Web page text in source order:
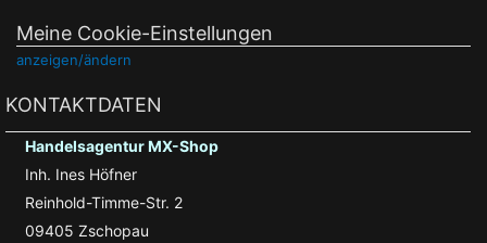
Meine Cookie-Einstellungen
anzeigen/ändern
KONTAKTDATEN
Handelsagentur MX-Shop
Inh. Ines Höfner
Reinhold-Timme-Str. 2
09405 Zschopau